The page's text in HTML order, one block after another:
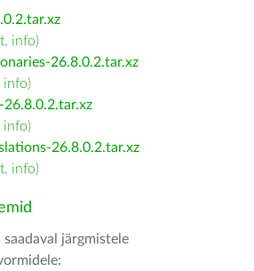
, info)
26.8.0.2.tar.xz
info)
26.8.0.2.tar.xz
info)
26.8.0.2.tar.xz
, info)
järgmistele